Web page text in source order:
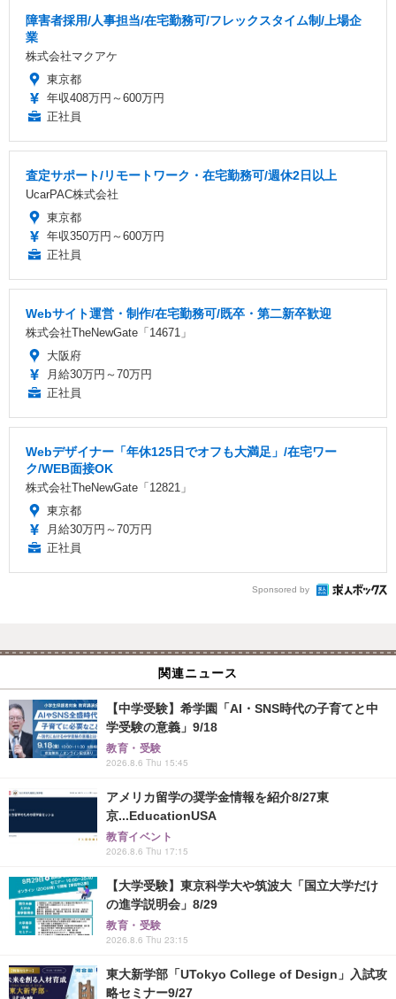
障害者採用/人事担当/在宅勤務可/フレックスタイム制/上場企
業
株式会社マクアケ
東京都
年収408万円～600万円
正社員
査定サポート/リモートワーク・在宅勤務可/週休2日以上
UcarPAC株式会社
東京都
年収350万円～600万円
正社員
Webサイト運営・制作/在宅勤務可/既卒・第二新卒歓迎
株式会社TheNewGate「14671」
大阪府
月給30万円～70万円
正社員
Webデザイナー「年休125日でオフも大満足」/在宅ワー
ク/WEB面接OK
株式会社TheNewGate「12821」
東京都
月給30万円～70万円
正社員
Sponsored by
関連ニュース
【中学受験】希学園「AI・SNS時代の子育てと中
学受験の意義」9/18
教育・受験
2026.8.6 Thu 15:45
アメリカ留学の奨学金情報を紹介8/27東
京...EducationUSA
教育イベント
2026.8.6 Thu 17:15
【大学受験】東京科学大や筑波大「国立大学だけ
の進学説明会」8/29
教育・受験
2026.8.6 Thu 23:15
東大新学部「UTokyo College of Design」入試攻
略セミナー9/27